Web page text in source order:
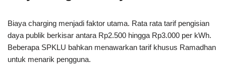
Biaya charging menjadi faktor utama. Rata rata tarif pengisian
daya publik berkisar antara Rp2.500 hingga Rp3.000 per kWh.
Beberapa SPKLU bahkan menawarkan tarif khusus Ramadhan
untuk menarik pengguna.